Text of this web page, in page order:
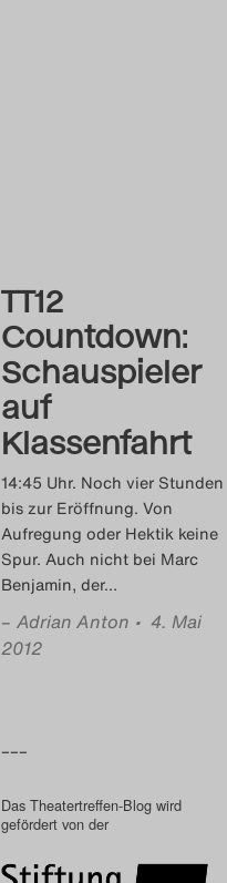
TT12
Countdown:
Schauspieler
auf
Klassenfahrt
14:45 Uhr. Noch vier Stunden
bis zur Eröffnung. Von
Aufregung oder Hektik keine
Spur. Auch nicht bei Marc
Benjamin, der…
– Adrian Anton • 4. Mai
2012
–––
Das Theatertreffen-Blog wird
gefördert von der